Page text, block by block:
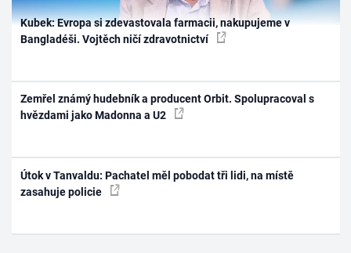
Kubek: Evropa si zdevastovala farmacii, nakupujeme v
Bangladéši. Vojtěch ničí zdravotnictví
Zemřel známý hudebník a producent Orbit. Spolupracoval s
hvězdami jako Madonna a U2
Útok v Tanvaldu: Pachatel měl pobodat tři lidi, na místě
zasahuje policie